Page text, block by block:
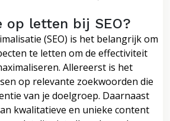
op letten bij SEO?
(SEO) is het belangrijk om
te letten om de effectiviteit
Allereerst is het
op relevante zoekwoorden die
van je doelgroep. Daarnaast
kwalitatieve en unieke content